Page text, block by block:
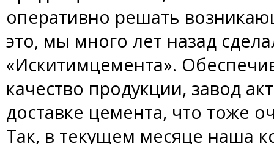
оперативно решать
это, мы много лет назад
«Искитимцемента».
качество продукции, завод
доставке цемента, что тоже
Так, в текущем месяце наша